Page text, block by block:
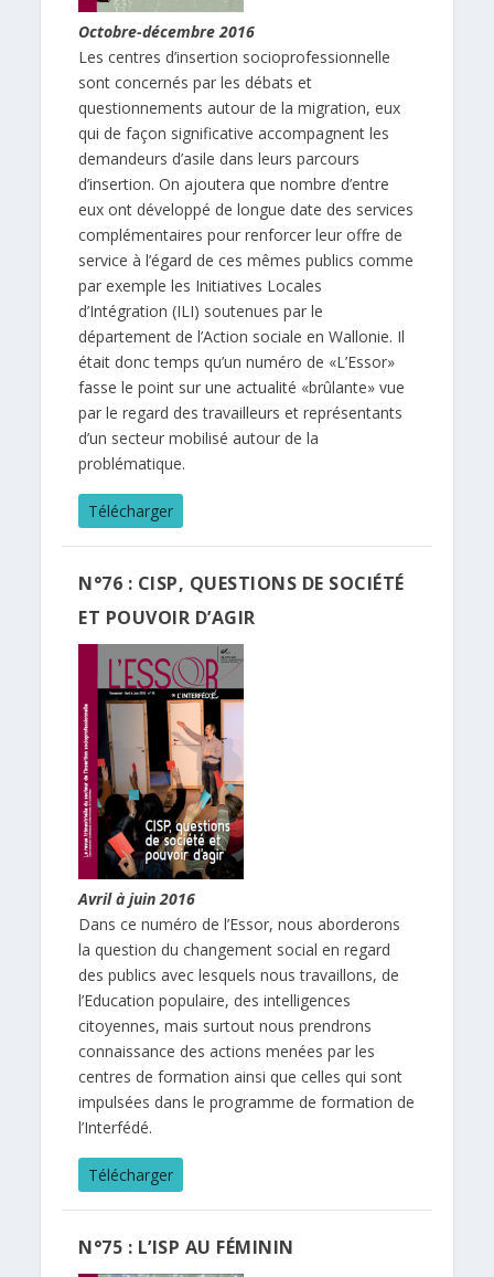
Octobre-décembre 2016
Les centres d’insertion socioprofessionnelle
sont concernés par les débats et
questionnements autour de la migration, eux
qui de façon significative accompagnent les
demandeurs d’asile dans leurs parcours
d’insertion. On ajoutera que nombre d’entre
eux ont développé de longue date des services
complémentaires pour renforcer leur offre de
service à l’égard de ces mêmes publics comme
par exemple les Initiatives Locales
d’Intégration (ILI) soutenues par le
département de l’Action sociale en Wallonie. Il
était donc temps qu’un numéro de «L’Essor»
fasse le point sur une actualité «brûlante» vue
par le regard des travailleurs et représentants
d’un secteur mobilisé autour de la
problématique.
Télécharger
N°76 : CISP, QUESTIONS DE SOCIÉTÉ
ET POUVOIR D’AGIR
Avril à juin 2016
Dans ce numéro de l’Essor, nous aborderons
la question du changement social en regard
des publics avec lesquels nous travaillons, de
l’Education populaire, des intelligences
citoyennes, mais surtout nous prendrons
connaissance des actions menées par les
centres de formation ainsi que celles qui sont
impulsées dans le programme de formation de
l’Interfédé.
Télécharger
N°75 : L’ISP AU FÉMININ